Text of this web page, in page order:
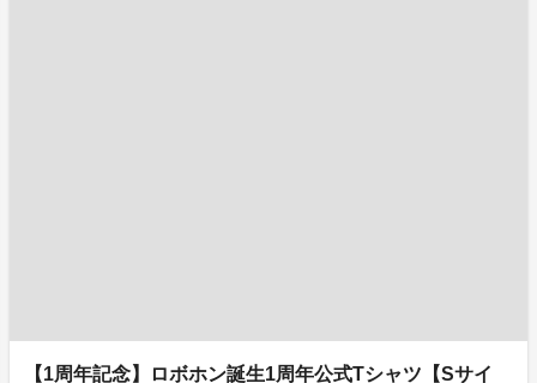
【1周年記念】ロボホン誕生1周年公式Tシャツ【Sサイ